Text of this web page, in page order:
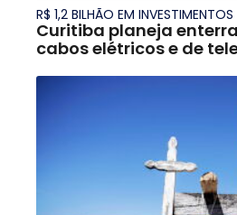
R$ 1,2 BILHÃO EM INVESTIMENTOS
Curitiba planeja
cabos elétricos e de